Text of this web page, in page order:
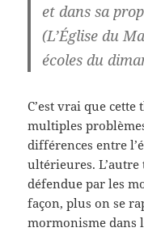
et dans sa
(L’Église du
écoles du
C’est vrai que cette
multiples
différences entre
ultérieures.
défendue par les
façon, plus on se
mormonisme dans